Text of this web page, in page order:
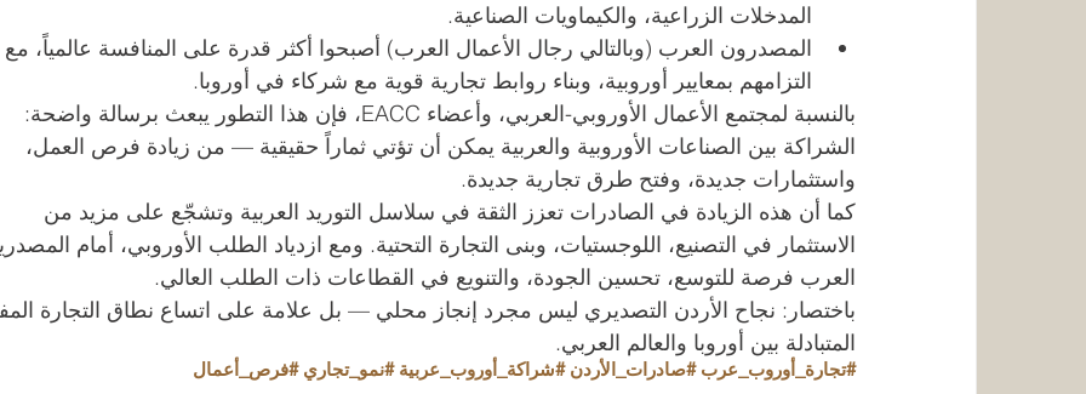
المدخلات الزراعية، والكيماويات الصناعية.
المصدرون العرب (وبالتالي رجال الأعمال العرب) أصبحوا أكثر قدرة على المنافسة عالمياً، مع
التزامهم بمعايير أوروبية، وبناء روابط تجارية قوية مع شركاء في أوروبا.
بالنسبة لمجتمع الأعمال الأوروبي-العربي، وأعضاء EACC، فإن هذا التطور يبعث برسالة واضحة:
الشراكة بين الصناعات الأوروبية والعربية يمكن أن تؤتي ثماراً حقيقية — من زيادة فرص العمل،
واستثمارات جديدة، وفتح طرق تجارية جديدة.
كما أن هذه الزيادة في الصادرات تعزز الثقة في سلاسل التوريد العربية وتشجّع على مزيد من
الاستثمار في التصنيع، اللوجستيات، وبنى التجارة التحتية. ومع ازدياد الطلب الأوروبي، أمام
العرب فرصة للتوسع، تحسين الجودة، والتنويع في القطاعات ذات الطلب العالي.
باختصار: نجاح الأردن التصديري ليس مجرد إنجاز محلي — بل علامة على اتساع نطاق التجارة
المتبادلة بين أوروبا والعالم العربي.
#تجارة_أوروب_عرب #صادرات_الأردن #شراكة_أوروب_عربية #نمو_تجاري #فرص_أعمال